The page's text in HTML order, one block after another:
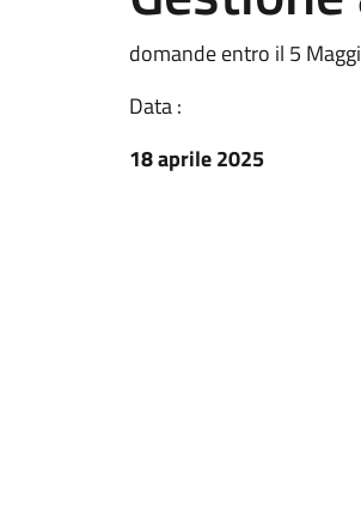
domande entro il 5
Data :
18 aprile 2025